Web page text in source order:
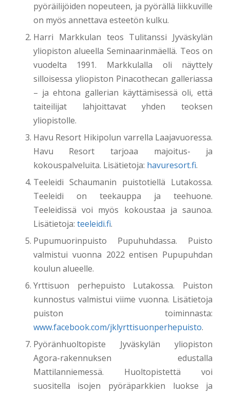
pyöräilijöiden nopeuteen, ja pyörällä liikkuville
on myös annettava esteetön kulku.
Harri Markkulan teos Tulitanssi Jyväskylän
yliopiston alueella Seminaarinmäellä. Teos on
vuodelta 1991. Markkulalla oli näyttely
silloisessa yliopiston Pinacothecan galleriassa
– ja ehtona gallerian käyttämisessä oli, että
taiteilijat lahjoittavat yhden teoksen
yliopistolle.
Havu Resort Hikipolun varrella Laajavuoressa.
Havu Resort tarjoaa majoitus- ja
kokouspalveluita. Lisätietoja: havuresort.fi.
Teeleidi Schaumanin puistotiellä Lutakossa.
Teeleidi on teekauppa ja teehuone.
Teeleidissä voi myös kokoustaa ja saunoa.
Lisätietoja: teeleidi.fi.
Pupumuorinpuisto Pupuhuhdassa. Puisto
valmistui vuonna 2022 entisen Pupupuhdan
koulun alueelle.
Yrttisuon perhepuisto Lutakossa. Puiston
kunnostus valmistui viime vuonna. Lisätietoja
puiston toiminnasta:
www.facebook.com/jklyrttisuonperhepuisto.
Pyöränhuoltopiste Jyväskylän yliopiston
Agora-rakennuksen edustalla
Mattilanniemessä. Huoltopistettä voi
suositella isojen pyöräparkkien luokse ja